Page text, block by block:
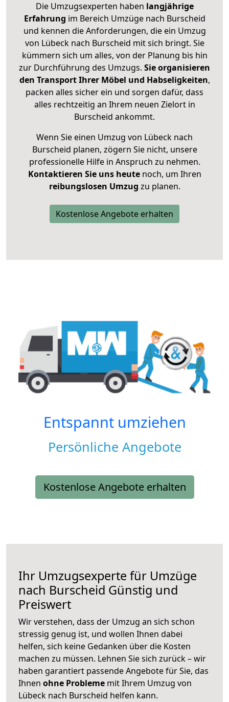
Die Umzugsexperten haben langjährige
Erfahrung im Bereich Umzüge nach Burscheid
und kennen die Anforderungen, die ein Umzug
von Lübeck nach Burscheid mit sich bringt. Sie
kümmern sich um alles, von der Planung bis hin
zur Durchführung des Umzugs. Sie organisieren
den Transport Ihrer Möbel und Habseligkeiten,
packen alles sicher ein und sorgen dafür, dass
alles rechtzeitig an Ihrem neuen Zielort in
Burscheid ankommt.
Wenn Sie einen Umzug von Lübeck nach
Burscheid planen, zögern Sie nicht, unsere
professionelle Hilfe in Anspruch zu nehmen.
Kontaktieren Sie uns heutenoch, um Ihren
reibungslosen Umzug zu planen.
Kostenlose Angebote erhalten
Entspannt umziehen
Persönliche Angebote
Kostenlose Angebote erhalten
Ihr Umzugsexperte für Umzüge
nach Burscheid Günstig und
Preiswert
Wir verstehen, dass der Umzug an sich schon
stressig genug ist, und wollen Ihnen dabei
helfen, sich keine Gedanken über die Kosten
machen zu müssen. Lehnen Sie sich zurück – wir
haben garantiert passende Angebote für Sie, das
Ihnen ohne Probleme mit Ihrem Umzug von
Lübeck nach Burscheid helfen kann.